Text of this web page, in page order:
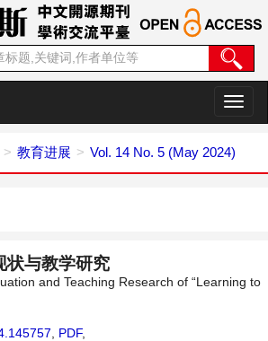
切
换
航
教育进展 Vol. 14 No. 5 (May 2024)
状与教学研究
and Teaching Research of “Learning to
PDF,